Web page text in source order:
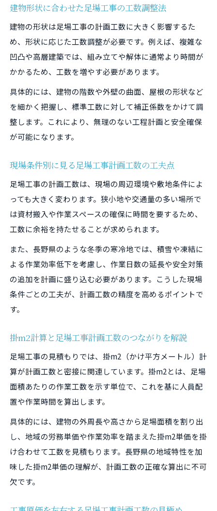
適化法
掛m2算出から始める見積もり精度向上術
足場工事の掛m2計算式と見積もり精度アッ
プ
掛m2の正確な算出が足場工事見積もりを左
右
足場工事見積もりで掛m2算出を徹底する理
由
長野県積算単価を意識した掛m2算出の流れ
ト
積算基準に基づく足場工事の比較ポイント
長野県積算基準を踏まえた足場工事の比較
法
足場工事積算基準が異なる場合の注目ポイ
ント
比較で見抜く足場工事積算基準の現場活用
法
公共工事単価と足場工事積算基準の違いを
点
足場工事原価と求人動向の意外な関係性
求人動向を踏まえた足場工事原価の考え方
人件費の高騰と足場工事原価管理の新常識
足場工事求人動向が現場経営に与える影響
労務単価情報を活用した利益確保のコツ
建物形状に合わせた足場工事の工数調整法
建物の形状は足場工事の計画工数に大きく影響するた
め、形状に応じた工数調整が必要です。例えば、複雑な
凹凸や高層建築では、組み立てや解体に通常より時間が
かかるため、工数を増やす必要があります。
具体的には、建物の階数や外壁の曲面、屋根の形状など
を細かく把握し、標準工数に対して補正係数をかけて調
整します。これにより、無理のない工程計画と安全確保
が可能になります。
現場条件別に見る足場工事計画工数の工夫点
足場工事の計画工数は、現場の周辺環境や敷地条件によ
っても大きく変わります。狭小地や交通量の多い場所で
は資材搬入や作業スペースの確保に時間を要するため、
工数に余裕を持たせることが求められます。
また、長野県のような冬季の寒冷地では、積雪や凍結に
よる作業効率低下を考慮し、作業日数の延長や安全対策
の追加を計画に盛り込む必要があります。こうした現場
条件ごとの工夫が、計画工数の精度を高めるポイントで
す。
掛m2計算と足場工事計画工数のつながりを解説
足場工事の見積もりでは、掛m2（かけ平方メートル）計
算が計画工数と密接に関連しています。掛m2とは、足場
面積あたりの作業工数を示す単位で、これを基に人員配
置や作業時間を算出します。
具体的には、建物の外周長や高さから足場面積を割り出
し、地域の労務単価や作業効率を踏まえた掛m2単価を掛
け合わせて工数を見積もります。長野県の地域特性を加
味した掛m2単価の理解が、計画工数の正確な算出に不可
欠です。